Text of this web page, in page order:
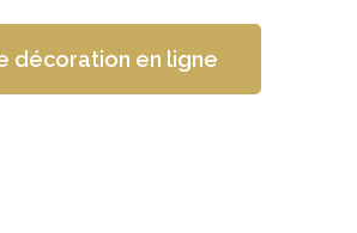
décoration en ligne